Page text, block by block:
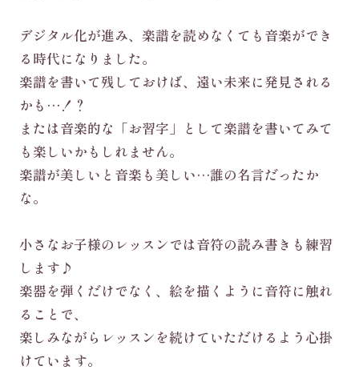
デジタル化が進み、楽譜を読めなくても音楽ができ
る時代になりました。
楽譜を書いて残しておけば、遠い未来に発見される
かも…！？
または音楽的な「お習字」として楽譜を書いてみて
も楽しいかもしれません。
楽譜が美しいと音楽も美しい…誰の名言だったか
な。
小さなお子様のレッスンでは音符の読み書きも練習
します♪
楽器を弾くだけでなく、絵を描くように音符に触れ
ることで、
楽しみながらレッスンを続けていただけるよう心掛
けています。